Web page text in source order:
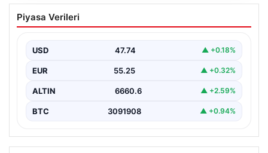
Antalya’daki yolsuzluk soruşturmasında
iki yeni gözaltı
Piyasa Verileri
USD 47.74 ▲ +0.18%
EUR 55.25 ▲ +0.32%
ALTIN 6660.6 ▲ +2.59%
BTC 3091908 ▲ +0.94%